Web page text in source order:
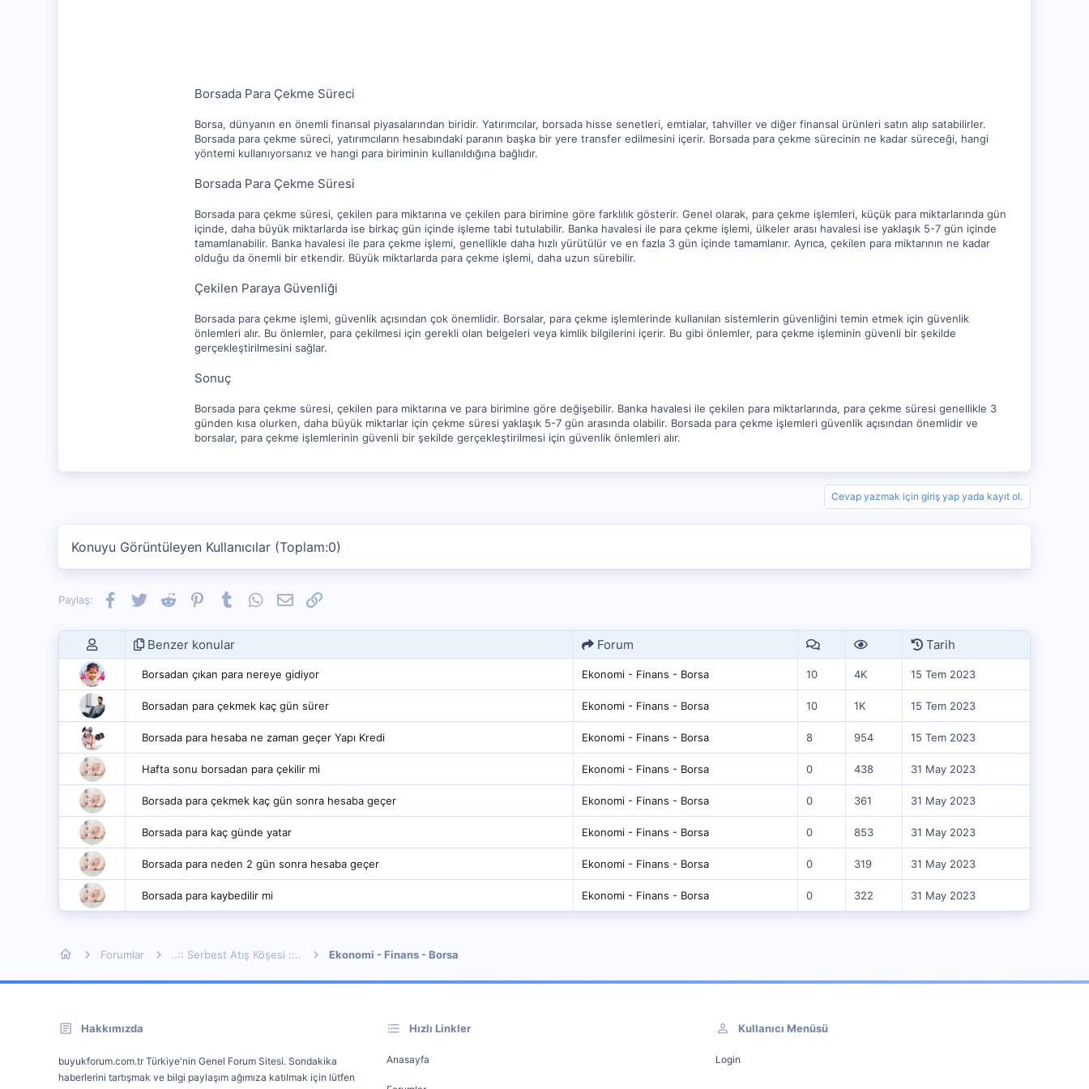
Borsada Para Çekme Süreci
Borsa, dünyanın en önemli finansal piyasalarından biridir. Yatırımcılar, borsada hisse senetleri, emtialar, tahviller ve diğer finansal ürünleri satın alıp satabilirler.
Borsada para çekme süreci, yatırımcıların hesabındaki paranın başka bir yere transfer edilmesini içerir. Borsada para çekme sürecinin ne kadar süreceği, hangi
yöntemi kullanıyorsanız ve hangi para biriminin kullanıldığına bağlıdır.
Borsada Para Çekme Süresi
Borsada para çekme süresi, çekilen para miktarına ve çekilen para birimine göre farklılık gösterir. Genel olarak, para çekme işlemleri, küçük para miktarlarında gün
içinde, daha büyük miktarlarda ise birkaç gün içinde işleme tabi tutulabilir. Banka havalesi ile para çekme işlemi, ülkeler arası havalesi ise yaklaşık 5-7 gün içinde
tamamlanabilir. Banka havalesi ile para çekme işlemi, genellikle daha hızlı yürütülür ve en fazla 3 gün içinde tamamlanır. Ayrıca, çekilen para miktarının ne kadar
olduğu da önemli bir etkendir. Büyük miktarlarda para çekme işlemi, daha uzun sürebilir.
Çekilen Paraya Güvenliği
Borsada para çekme işlemi, güvenlik açısından çok önemlidir. Borsalar, para çekme işlemlerinde kullanılan sistemlerin güvenliğini temin etmek için güvenlik
önlemleri alır. Bu önlemler, para çekilmesi için gerekli olan belgeleri veya kimlik bilgilerini içerir. Bu gibi önlemler, para çekme işleminin güvenli bir şekilde
gerçekleştirilmesini sağlar.
Sonuç
Borsada para çekme süresi, çekilen para miktarına ve para birimine göre değişebilir. Banka havalesi ile çekilen para miktarlarında, para çekme süresi genellikle 3
günden kısa olurken, daha büyük miktarlar için çekme süresi yaklaşık 5-7 gün arasında olabilir. Borsada para çekme işlemleri güvenlik açısından önemlidir ve
borsalar, para çekme işlemlerinin güvenli bir şekilde gerçekleştirilmesi için güvenlik önlemleri alır.
Cevap yazmak için giriş yap yada kayıt ol.
Konuyu Görüntüleyen Kullanıcılar (Toplam:0)
Paylaş: Facebook
TwitterReddit PinterestTumblrWhatsApp
E-postaLink
Benzer konular Forum Tarih
Borsadan çıkan para nereye gidiyor Ekonomi - Finans - Borsa 10 4K 15 Tem 2023
Borsadan para çekmek kaç gün sürer Ekonomi - Finans - Borsa 10 1K 15 Tem 2023
Borsada para hesaba ne zaman geçer Yapı Kredi Ekonomi - Finans - Borsa 8 954 15 Tem 2023
Hafta sonu borsadan para çekilir mi Ekonomi - Finans - Borsa 0 438 31 May 2023
Borsada para çekmek kaç gün sonra hesaba geçer Ekonomi - Finans - Borsa 0 361 31 May 2023
Borsada para kaç günde yatar Ekonomi - Finans - Borsa 0 853 31 May 2023
Borsada para neden 2 gün sonra hesaba geçer Ekonomi - Finans - Borsa 0 319 31 May 2023
Borsada para kaybedilir mi Ekonomi - Finans - Borsa 0 322 31 May 2023
Forumlar ..:: Serbest Atış Köşesi ::.. Ekonomi - Finans - Borsa
Hakkımızda
buyukforum.com.tr Türkiye'nin Genel Forum Sitesi. Sondakika
haberlerini tartışmak ve bilgi paylaşım ağımıza katılmak için lütfen
Hızlı Linkler
Anasayfa
Kullanıcı Menüsü
Login